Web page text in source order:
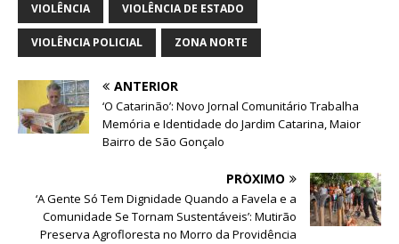
VIOLÊNCIA VIOLÊNCIA DE ESTADO
VIOLÊNCIA POLICIAL ZONA NORTE
ANTERIOR
‘O Catarinão’: Novo Jornal Comunitário Trabalha
Memória e Identidade do Jardim Catarina, Maior
Bairro de São Gonçalo
PRÓXIMO
‘A Gente Só Tem Dignidade Quando a Favela e a
Comunidade Se Tornam Sustentáveis’: Mutirão
Preserva Agrofloresta no Morro da Providência